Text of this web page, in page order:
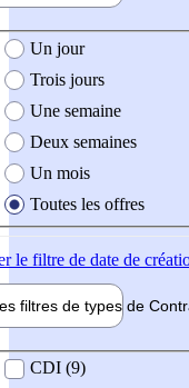
création de l'offre
Un jour
Trois jours
Une semaine
Deux semaines
Un mois
Toutes les offres
le filtre de date de
filtres de types de
contrat
CDI (9)